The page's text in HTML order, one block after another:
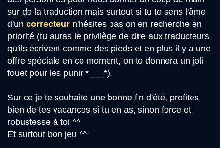
sur de la traduction mais surtout si tu te sens l'âme
d'un correcteur n'hésites pas on en recherche en
priorité (tu auras le privilège de dire aux traducteurs
qu'ils écrivent comme des pieds et en plus il y a une
offre spéciale en ce moment, on te donnera un joli
fouet pour les punir *___*).
Sur ce je te souhaite une bonne fin d'été, profites
bien de tes vacances si tu en as, sinon force et
robustesse à toi ^^
Et surtout bon jeu ^^